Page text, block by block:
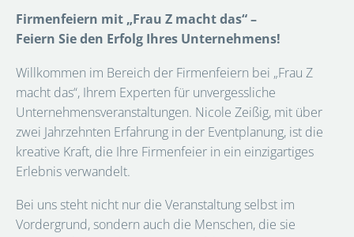
Firmenfeiern mit „Frau Z macht das“ –
Feiern Sie den Erfolg Ihres Unternehmens!
Willkommen im Bereich der Firmenfeiern bei „Frau Z
macht das“, Ihrem Experten für unvergessliche
Unternehmensveranstaltungen. Nicole Zeißig, mit über
zwei Jahrzehnten Erfahrung in der Eventplanung, ist die
kreative Kraft, die Ihre Firmenfeier in ein einzigartiges
Erlebnis verwandelt.
Bei uns steht nicht nur die Veranstaltung selbst im
Vordergrund, sondern auch die Menschen, die sie